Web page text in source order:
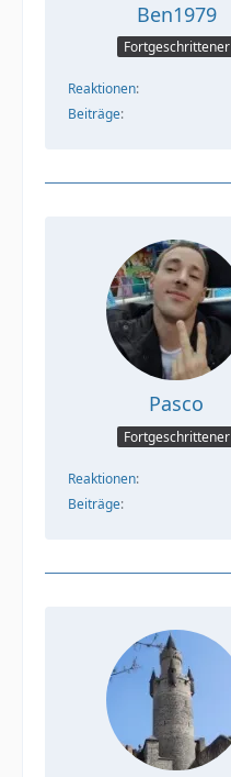
Ben1979
Fortgeschrittener
Reaktionen
Beiträge
Pasco
Fortgeschrittener
Reaktionen
Beiträge